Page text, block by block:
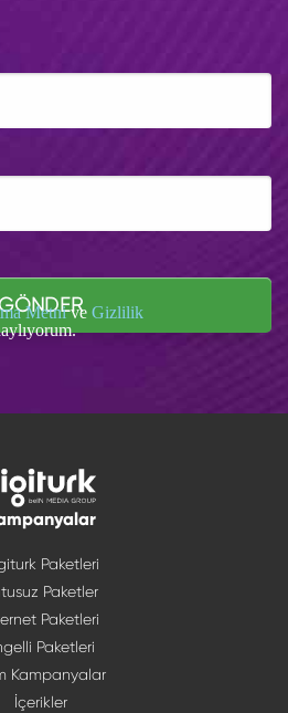
Metnive Gizlilik
Paketleri
Paketler
Paketleri
Paketleri
Kampanyalar
İçerikler